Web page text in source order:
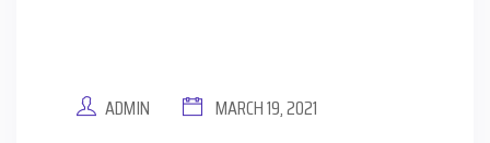
ADMIN MARCH 19, 2021